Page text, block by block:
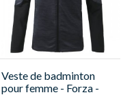
Veste de badminton
pour femme - Forza -